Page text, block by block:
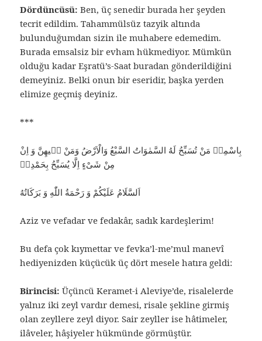
Dördüncüsü: Ben, üç senedir burada her şeyden
tecrit edildim. Tahammülsüz tazyik altında
bulunduğumdan sizin ile muhabere edemedim.
Burada emsalsiz bir evham hükmediyor. Mümkün
olduğu kadar Eşratü’s-Saat buradan gönderildiğini
demeyiniz. Belki onun bir eseridir, başka yerden
elimize geçmiş deyiniz.
***
بِاسْمِهٖ مَنْ تُسَبِّحُ لَهُ السَّمٰوَاتُ السَّبْعُ وَالْاَرْضُ وَمَنْ فٖيهِنَّ وَ اِنْ
مِنْ شَىْءٍ اِلَّا يُسَبِّحُ بِحَمْدِهٖ
اَلسَّلَامُ عَلَيْكُمْ وَ رَحْمَةُ اللّٰهِ وَ بَرَكَاتُهُ
Aziz ve vefadar ve fedakâr, sadık kardeşlerim!
Bu defa çok kıymettar ve fevka’l-me’mul manevî
hediyenizden küçücük üç dört mesele hatıra geldi:
Birincisi: Üçüncü Keramet-i Aleviye’de, risalelerde
yalnız iki zeyl vardır demesi, risale şekline girmiş
olan zeyllere zeyl diyor. Sair zeyller ise hâtimeler,
ilâveler, hâşiyeler hükmünde görmüştür.